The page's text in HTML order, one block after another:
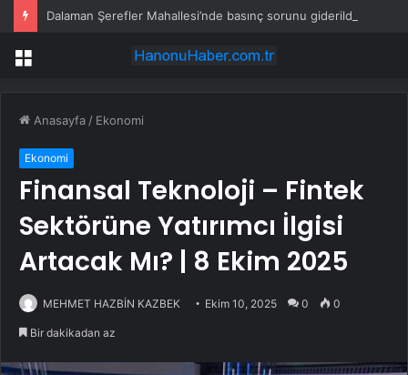
Dalaman Şerefler Mahallesi’nde basınç sorunu giderildi
Menü
Anasayfa / Ekonomi
Ekonomi
Finansal Teknoloji – Fintek
Sektörüne Yatırımcı İlgisi
Artacak Mı? | 8 Ekim 2025
MEHMET HAZBİN KAZBEK Ekim 10, 2025 0 0
Bir dakikadan az